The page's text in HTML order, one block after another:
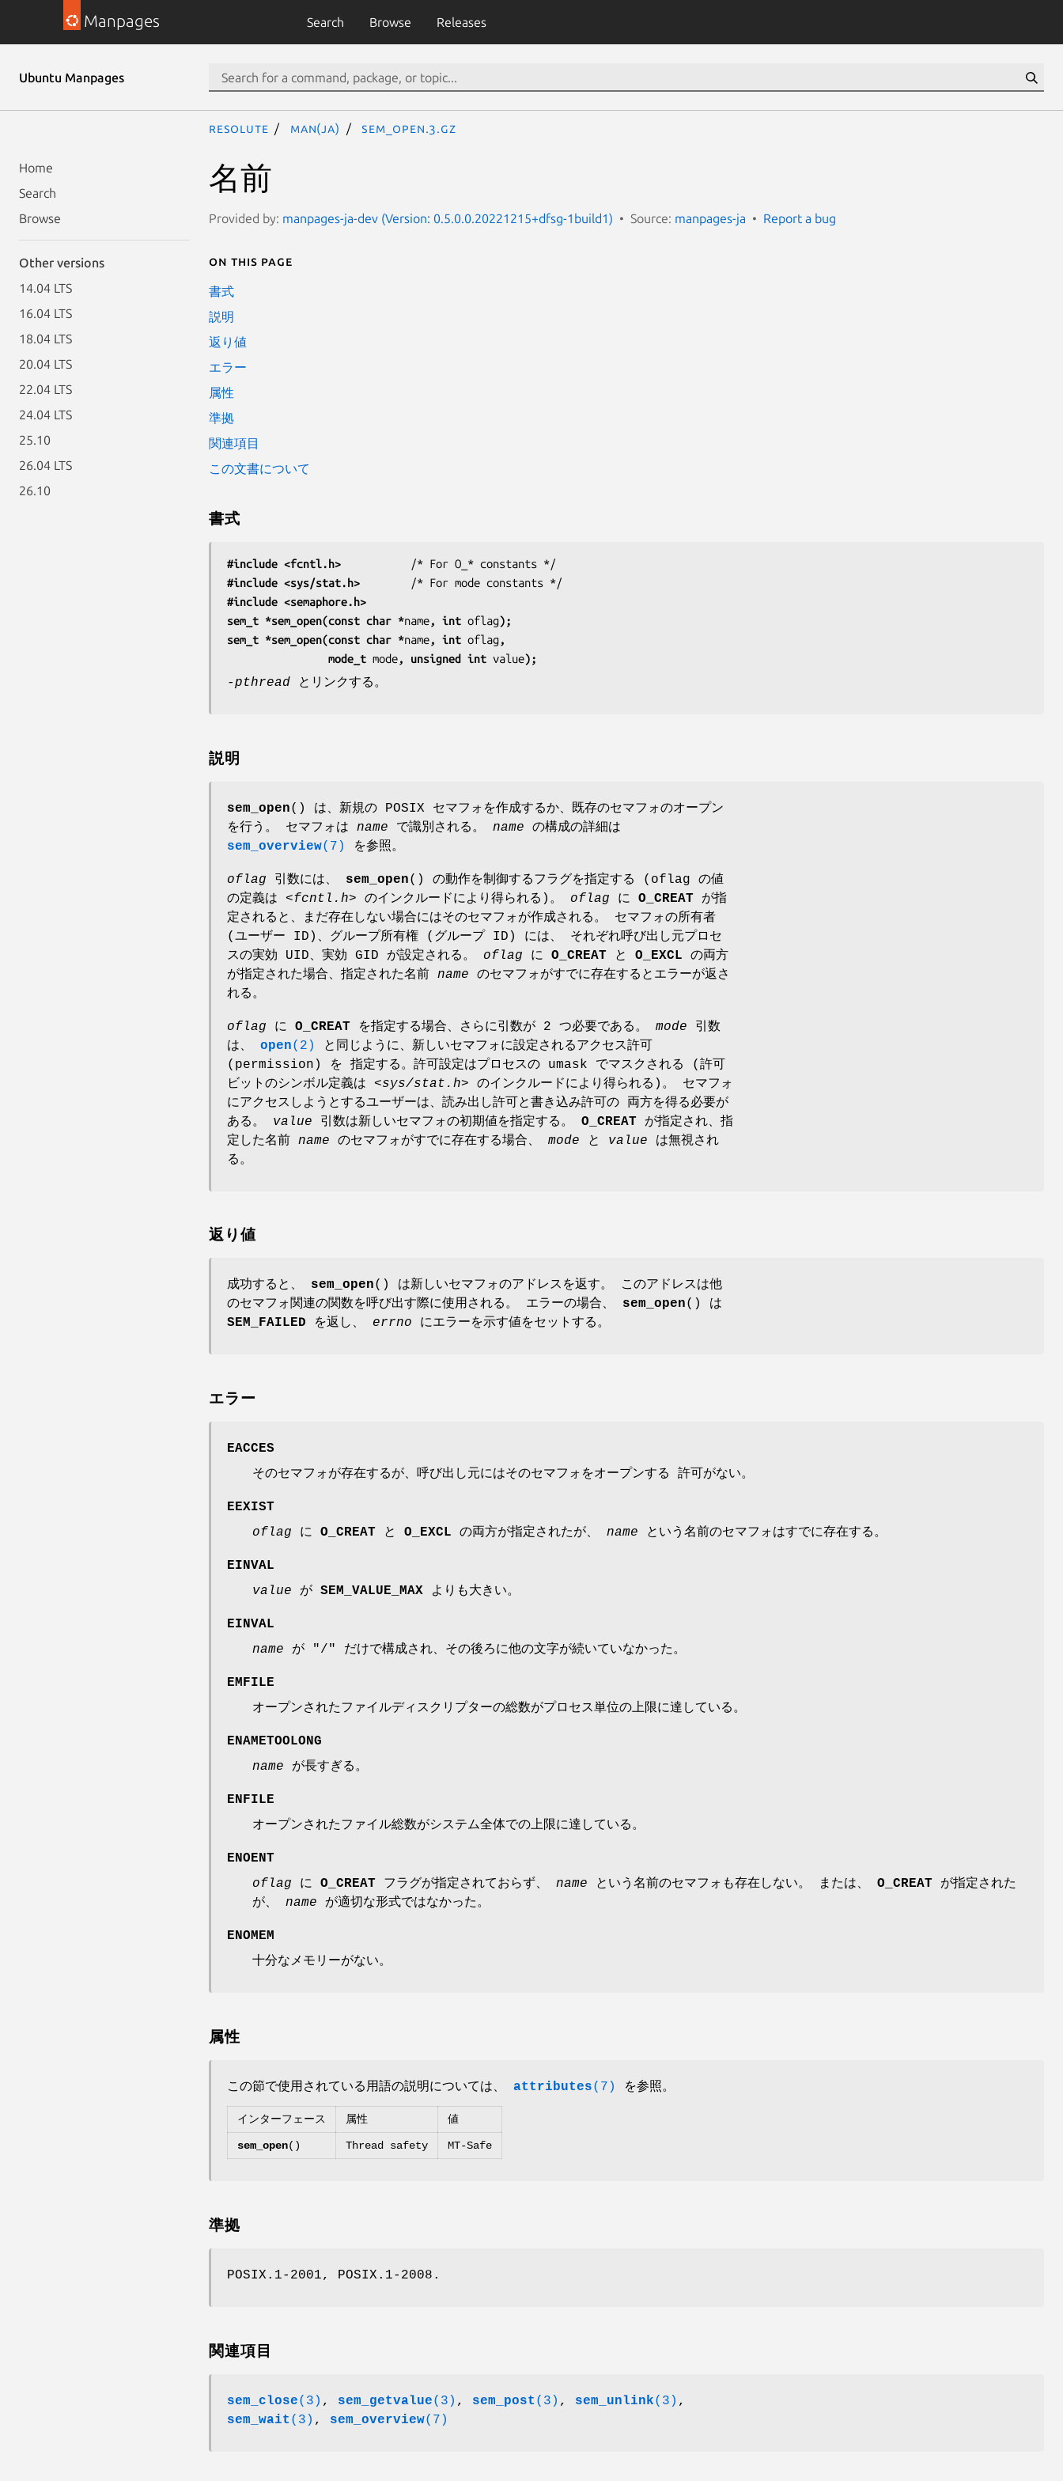
Manpages Search Browse Releases
Ubuntu Manpages
Home
Search
Browse
Other versions
14.04 LTS
16.04 LTS
18.04 LTS
20.04 LTS
22.04 LTS
24.04 LTS
25.10
26.04 LTS
26.10
resolute man(ja) sem_open.3.gz
名前
Provided by: manpages-ja-dev (Version: 0.5.0.0.20221215+dfsg-1build1) Source: manpages-ja Report a bug
On this page
書式
説明
返り値
エラー
属性
準拠
関連項目
この文書について
書式
#include <fcntl.h>
#include <sys/stat.h>
#include <semaphore.h>
sem_t *sem_open(const char *name, int oflag);
sem_t *sem_open(const char *name, int oflag,
                mode_t
mode, unsigned int value);
-pthread とリンクする。
説明
sem_open() は、新規の POSIX セマフォを作成するか、既存のセマフォのオープン
を行う。 セマフォは name で識別される。 name の構成の詳細は
sem_overview(7) を参照。
oflag 引数には、 sem_open() の動作を制御するフラグを指定する (oflag の値
の定義は <fcntl.h> のインクルードにより得られる)。 oflag に O_CREAT が指
定されると、まだ存在しない場合にはそのセマフォが作成される。 セマフォの所有者
(ユーザー ID)、グループ所有権 (グループ ID) には、 それぞれ呼び出し元プロセ
スの実効 UID、実効 GID が設定される。 oflag に O_CREAT と O_EXCL の両方
が指定された場合、指定された名前 name のセマフォがすでに存在するとエラーが返さ
れる。
oflag に O_CREAT を指定する場合、さらに引数が 2 つ必要である。 mode 引数
は、 open(2)
と同じように、新しいセマフォに設定されるアクセス許可
(permission) を 指定する。許可設定はプロセスの umask でマスクされる (許可
ビットのシンボル定義は <sys/stat.h> のインクルードにより得られる)。 セマフォ
にアクセスしようとするユーザーは、読み出し許可と書き込み許可の 両方を得る必要が
ある。 value 引数は新しいセマフォの初期値を指定する。 O_CREAT が指定され、指
定した名前 name のセマフォがすでに存在する場合、 mode と value は無視され
る。
返り値
成功すると、 sem_open() は新しいセマフォのアドレスを返す。 このアドレスは他
のセマフォ関連の関数を呼び出す際に使用される。 エラーの場合、 sem_open() は
SEM_FAILED を返し、 errno にエラーを示す値をセットする。
エラー
EACCES
そのセマフォが存在するが、呼び出し元にはそのセマフォをオープンする 許可がない。
EEXIST
oflag に O_CREAT と O_EXCL の両方が指定されたが、 name という名前のセマフォはすでに存在する。
EINVAL
value が SEM_VALUE_MAX よりも大きい。
EINVAL
name が "/" だけで構成され、その後ろに他の文字が続いていなかった。
EMFILE
オープンされたファイルディスクリプターの総数がプロセス単位の上限に達している。
ENAMETOOLONG
name が長すぎる。
ENFILE
オープンされたファイル総数がシステム全体での上限に達している。
ENOENT
oflag に O_CREAT フラグが指定されておらず、 name という名前のセマフォも存在しない。 または、 O_CREAT が指定された
が、 name が適切な形式ではなかった。
ENOMEM
十分なメモリーがない。
属性
この節で使用されている用語の説明については、 attributes(7) を参照。
インターフェース 属性 値
sem_open() Thread safety MT-Safe
準拠
POSIX.1-2001, POSIX.1-2008.
関連項目
sem_close(3) , sem_getvalue(3) , sem_post (3) , sem_unlink(3) ,
sem_wait (3) , sem_overview(7)